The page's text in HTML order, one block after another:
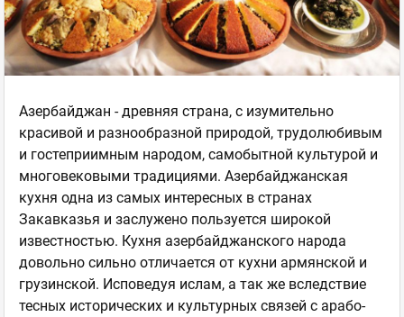
Азербайджан - древняя страна, с изумительно
красивой и разнообразной природой, трудолюбивым
и гостеприимным народом, самобытной культурой и
многовековыми традициями. Азербайджанская
кухня одна из самых интересных в странах
Закавказья и заслужено пользуется широкой
известностью. Кухня азербайджанского народа
довольно сильно отличается от кухни армянской и
грузинской. Исповедуя ислам, а так же вследствие
тесных исторических и культурных связей с арабо-